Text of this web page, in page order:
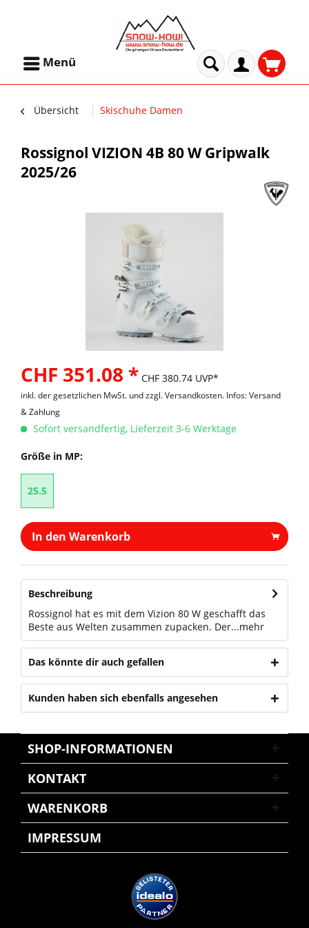
Menü
Übersicht Skischuhe Damen
Rossignol VIZION 4B 80 W Gripwalk
2025/26
CHF 351.08 * CHF 380.74 UVP*
inkl. der gesetzlichen MwSt. undzzgl. Versandkosten. Infos: Versand
& Zahlung
Sofort versandfertig, Lieferzeit 3-6 Werktage
Größe in MP:
25.5
In den Warenkorb
Beschreibung
Rossignol hat es mit dem Vizion 80 W geschafft das
Beste aus Welten zusammen zupacken. Der...mehr
Das könnte dir auch gefallen
Kunden haben sich ebenfalls angesehen
SHOP-INFORMATIONEN
KONTAKT
WARENKORB
IMPRESSUM